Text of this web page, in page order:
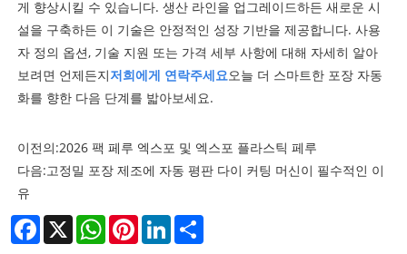
게 향상시킬 수 있습니다. 생산 라인을 업그레이드하든 새로운 시
설을 구축하든 이 기술은 안정적인 성장 기반을 제공합니다. 사용
자 정의 옵션, 기술 지원 또는 가격 세부 사항에 대해 자세히 알아
보려면 언제든지저희에게 연락주세요오늘 더 스마트한 포장 자동
화를 향한 다음 단계를 밟아보세요.
이전의:2026 팩 페루 엑스포 및 엑스포 플라스틱 페루
다음:고정밀 포장 제조에 자동 평판 다이 커팅 머신이 필수적인 이
유
Facebook
X WhatsAppPinterestLinkedIn